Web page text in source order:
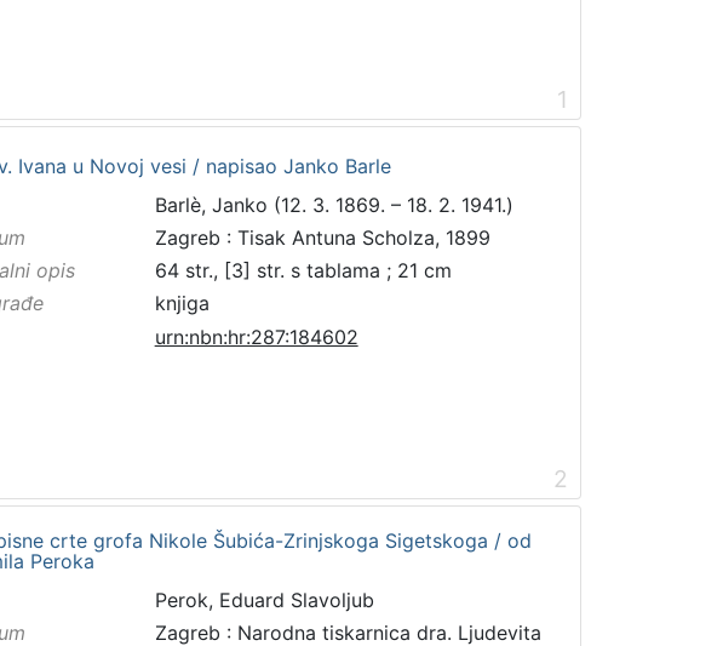
1
Ivana u Novoj vesi / napisao Janko Barle
Barlè, Janko (12. 3. 1869. – 18. 2. 1941.)
Zagreb : Tisak Antuna Scholza, 1899
opis
64 str., [3] str. s tablama ; 21 cm
knjiga
urn:nbn:hr:287:184602
2
crte grofa Nikole Šubića-Zrinjskoga Sigetskoga / od
Peroka
Perok, Eduard Slavoljub
Zagreb : Narodna tiskarnica dra. Ljudevita